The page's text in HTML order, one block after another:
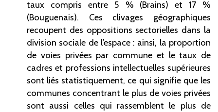
taux compris entre 5 % (Brains) et 17 %
(Bouguenais). Ces clivages géographiques
recoupent des oppositions sectorielles dans la
division sociale de l’espace : ainsi, la proportion
de voies privées par commune et le taux de
cadres et professions intellectuelles supérieures
sont liés statistiquement, ce qui signifie que les
communes concentrant le plus de voies privées
sont aussi celles qui rassemblent le plus de